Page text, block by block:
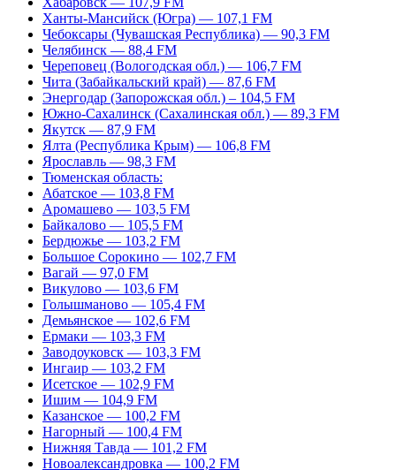
Ханты-Мансийск (Югра) — 107,1 FM
Чебоксары (Чувашская Республика) — 90,3 FM
Челябинск — 88,4 FM
Череповец (Вологодская обл.) — 106,7 FM
Чита (Забайкальский край) — 87,6 FM
Энергодар (Запорожская обл.) – 104,5 FM
Южно-Сахалинск (Сахалинская обл.) — 89,3 FM
Якутск — 87,9 FM
Ялта (Республика Крым) — 106,8 FM
Ярославль — 98,3 FM
Тюменская область:
Абатское — 103,8 FM
Аромашево — 103,5 FM
Байкалово — 105,5 FM
Бердюжье — 103,2 FM
Большое Сорокино — 102,7 FM
Вагай — 97,0 FM
Викулово — 103,6 FM
Голышманово — 105,4 FM
Демьянское — 102,6 FM
Ермаки — 103,3 FM
Заводоуковск — 103,3 FM
Ингаир — 103,2 FM
Исетское — 102,9 FM
Ишим — 104,9 FM
Казанское — 100,2 FM
Нагорный — 100,4 FM
Нижняя Тавда — 101,2 FM
Новоалександровка — 100,2 FM